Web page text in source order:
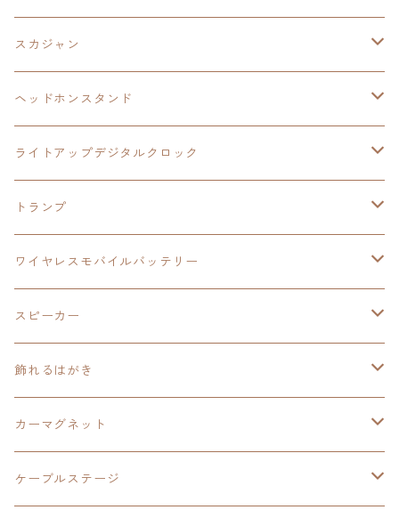
置くだけスピーカー
飾れるはがき
手帳型スマホカバー
モバイルバッテリー
オーロラアクリルスタンド
零の軌跡：改
碧の軌跡：改
創の軌跡
ケーブルステージ
イラストフレームクロック
ダブルアクリルキーチェーン
40周年記念
黎の軌跡
3in1充電ケーブル
カードサイズスピーカー
黎の軌跡Ⅱ
イースⅩ
東亰ザナドゥeX+
極厚アクリルキーチェーン
イースvs空の軌跡
阪神タイガース
閃の軌跡Ⅲ
ソーラーパネル
LEDライト付き
閃の軌跡Ⅳ
イースⅨ
閃の軌跡Ⅳ
イースⅨ
零の軌跡：改
碧の軌跡：改
創の軌跡
黎の軌跡
黎の軌跡Ⅱ
空の軌跡1st
界の軌跡
閃の軌跡
スカジャン
サンリオ
ワンピース
今日から俺は！！
ゴジラ
手塚治虫
ウルトラマン
タツノコプロ
ドラえもん
ヘッドホンスタンド
閃の軌跡Ⅳ
イースⅨ
零の軌跡：改
碧の軌跡：改
創の軌跡
黎の軌跡
黎の軌跡Ⅱ
ライトアップデジタルクロック
閃の軌跡Ⅳ
イースⅨ
零の軌跡：改
碧の軌跡：改
創の軌跡
トランプ
日本ファルコム
ワイヤレスモバイルバッテリー
イースⅨ
閃の軌跡
閃の軌跡Ⅳ
零の軌跡：改
スピーカー
置くだけスピーカー
碧の軌跡：改
創の軌跡
バイブレーションスピーカー
軌跡シリーズ15周年
飾れるはがき
閃の軌跡Ⅳ
イースⅨ
カーマグネット
軌跡シリーズ
ケーブルステージ